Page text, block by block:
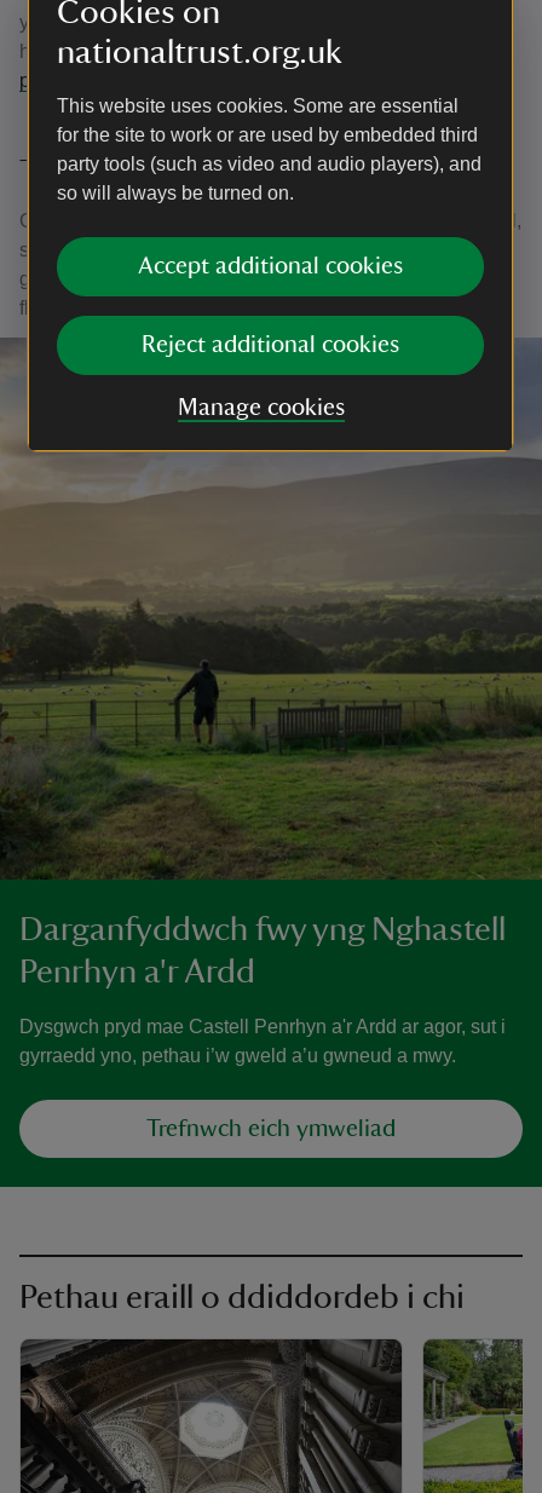
Cookies on
nationaltrust.org.uk
This website uses cookies. Some are essential
for the site to work or are used by embedded third
party tools (such as video and audio players), and
so will always be turned on.
Accept additional cookies
Reject additional cookies
Manage cookies
ymweliad addysgol dan eich arweiniad eich hun. Os
hoffech chi gynllunio eich ymweliad, cysylltwch â ni yn
penrhyncastle@nationaltrust.org.uk
Tocyn Mynediad Grŵp Addysgol
Gall ysgolion fanteisio ar Docyn Mynediad Grŵp Addysgol,
sef aelodaeth flynyddol sy'n rhoi mynediad am ddim i'r
grŵp ysgol gyfan i ran fwyaf o lefydd o dan ein gofal am
flwyddyn.
Darganfyddwch fwy yng Nghastell
Penrhyn a'r Ardd
Dysgwch pryd mae Castell Penrhyn a'r Ardd ar agor, sut i
gyrraedd yno, pethau i’w gweld a’u gwneud a mwy.
Trefnwch eich ymweliad
Pethau eraill o ddiddordeb i chi